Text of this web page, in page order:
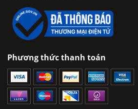
Phương thức thanh toán